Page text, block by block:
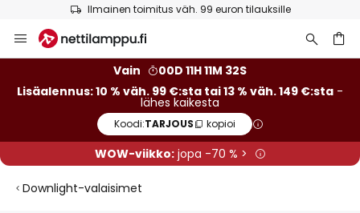
Ilmainen toimitus väh. 99 euron tilauksille
to
Vain
00D 11H 11M 32S
Lisäalennus: 10 % väh. 99 €:sta tai 13 % väh. 149 €:sta -
lähes kaikesta
Koodi:TARJOUS kopioi
WOW-viikko:jopa -70 % >
Downlight-valaisimet